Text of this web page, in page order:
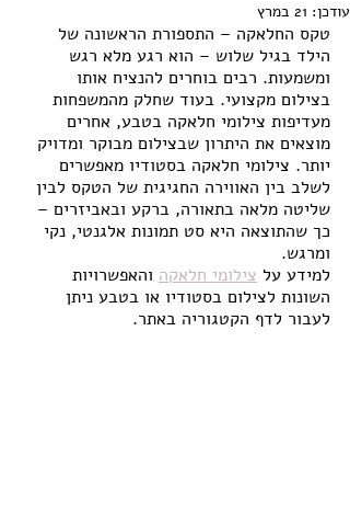
עודכן: 21 במרץ
טקס החלאקה – התספורת הראשונה של
הילד בגיל שלוש – הוא רגע מלא רגש
ומשמעות. רבים בוחרים להנציח אותו
בצילום מקצועי. בעוד שחלק מהמשפחות
מעדיפות צילומי חלאקה בטבע, אחרים
מוצאים את היתרון שבצילום מבוקר ומדויק
יותר. צילומי חלאקה בסטודיו מאפשרים
לשלב בין האווירה החגיגית של הטקס לבין
שליטה מלאה בתאורה, ברקע ובאביזרים –
כך שהתוצאה היא סט תמונות אלגנטי, נקי
ומרגש.
למידע על צילומי חלאקה והאפשרויות
השונות לצילום בסטודיו או בטבע ניתן
לעבור לדף הקטגוריה באתר.